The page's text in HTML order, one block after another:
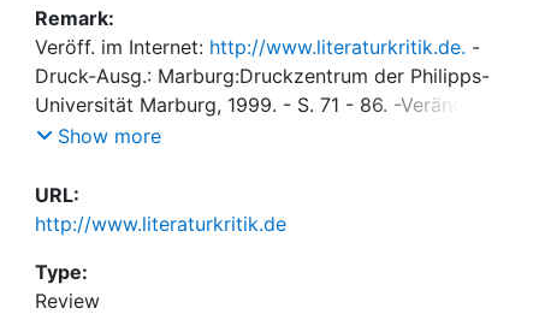
Remark:
Veröff. im Internet: http://www.literaturkritik.de. -
Druck-Ausg.: Marburg:Druckzentrum der Philipps-
Universität Marburg, 1999. - S. 71 - 86. -Veränd.
spätere Fassung: "Auf zwei Tote schneitApplaus" :
Zeitschrift für interdisziplinäreWissenschaft /
Deutsche Ausgabe. - 54 (1999), 9, Nr.639, S. 890 -
Show more
URL:
http://www.literaturkritik.de
Type:
Review